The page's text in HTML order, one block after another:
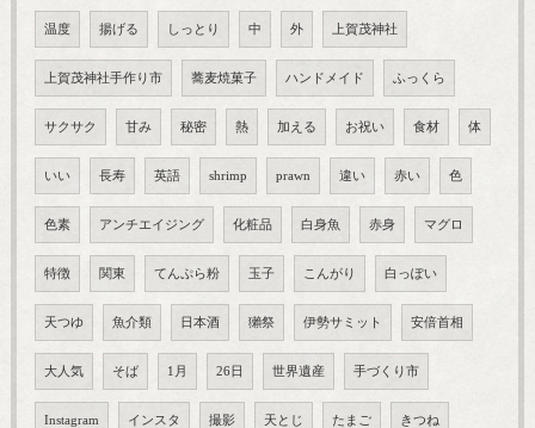
温度 揚げる しっとり 中 外 上賀茂神社
上賀茂神社手作り市 蕎麦焼菓子 ハンドメイド ふっくら
サクサク 甘み 秘密 熱 加える お祝い 食材 体
いい 長寿 英語 shrimp prawn 違い 赤い 色
色素 アンチエイジング 化粧品 白身魚 赤身 マグロ
特徴 関東 てんぷら粉 玉子 こんがり 白っぽい
天つゆ 魚介類 日本酒 獺祭 伊勢サミット 安倍首相
大人気 そば 1月 26日 世界遺産 手づくり市
Instagram インスタ 撮影 天とじ たまご きつね